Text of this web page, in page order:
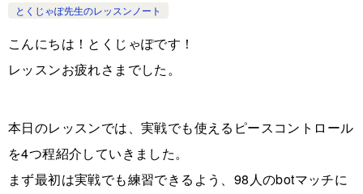
とくじゃぽ先生のレッスンノート
こんにちは！とくじゃぽです！
レッスンお疲れさまでした。
本日のレッスンでは、実戦でも使えるピースコントロール
を4つ程紹介していきました。
まず最初は実戦でも練習できるよう、98人のbotマッチに